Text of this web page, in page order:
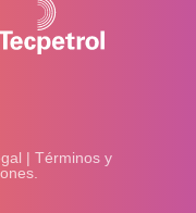
| Términos y